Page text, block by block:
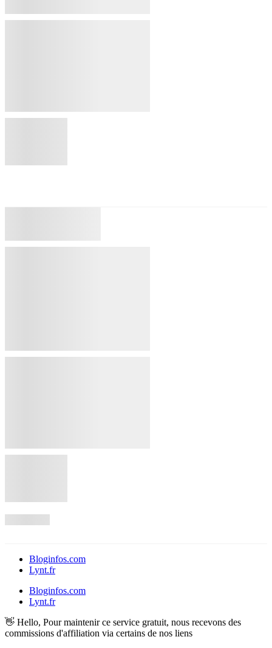
Bloginfos.com
Lynt.fr
Bloginfos.com
Lynt.fr
👋 Hello, Pour maintenir ce service gratuit, nous recevons des
commissions d'affiliation via certains de nos liens